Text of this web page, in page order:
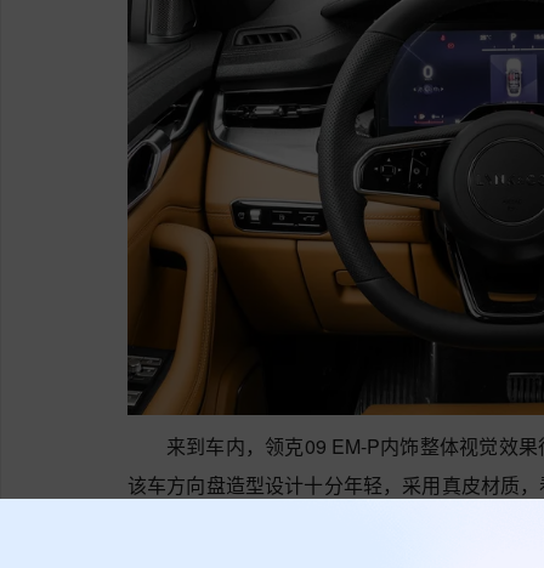
来到车内，领克09 EM-P内饰整体视觉效
该车方向盘造型设计十分年轻，采用真皮材质